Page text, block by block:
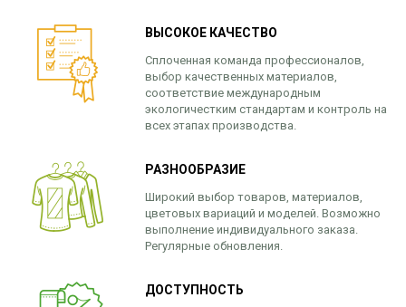
ВЫСОКОЕ КАЧЕСТВО
Сплоченная команда профессионалов,
выбор качественных материалов,
соответствие международным
экологичестким стандартам и контроль на
всех этапах производства.
РАЗНООБРАЗИЕ
Широкий выбор товаров, материалов,
цветовых вариаций и моделей. Возможно
выполнение индивидуального заказа.
Регулярные обновления.
ДОСТУПНОСТЬ